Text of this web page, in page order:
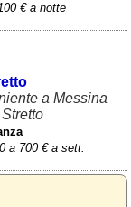
€ a notte
a Messina
a 700 € a sett.